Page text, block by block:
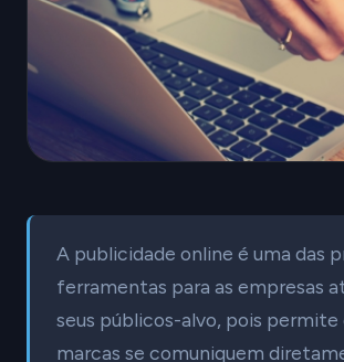
A publicidade online é uma das
ferramentas para as empresas
seus públicos-alvo, pois permite
marcas se comuniquem